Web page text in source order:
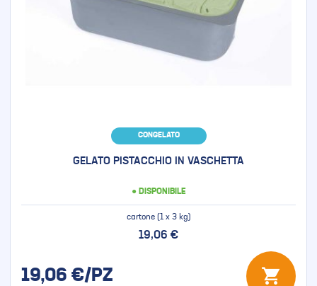
CONGELATO
GELATO PISTACCHIO IN VASCHETTA
● DISPONIBILE
cartone (1 x 3 kg)
19,06 €
19,06 €/PZ